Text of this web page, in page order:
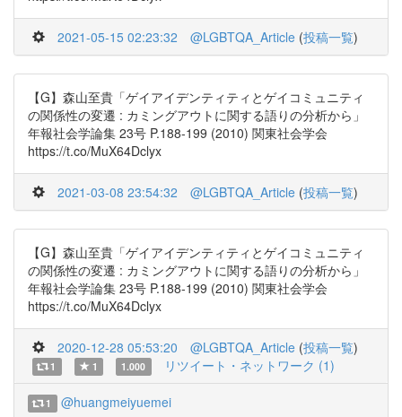
2021-05-15 02:23:32 @LGBTQA_Article (投稿一覧)
【G】森山至貴「ゲイアイデンティティとゲイコミュニティ
の関係性の変遷 : カミングアウトに関する語りの分析から」
年報社会学論集 23号 P.188-199 (2010) 関東社会学会
https://t.co/MuX64Dclyx
2021-03-08 23:54:32 @LGBTQA_Article (投稿一覧)
【G】森山至貴「ゲイアイデンティティとゲイコミュニティ
の関係性の変遷 : カミングアウトに関する語りの分析から」
年報社会学論集 23号 P.188-199 (2010) 関東社会学会
https://t.co/MuX64Dclyx
2020-12-28 05:53:20 @LGBTQA_Article (投稿一覧)
1 1 1.000 リツイート・ネットワーク (1)
1 @huangmeiyuemei